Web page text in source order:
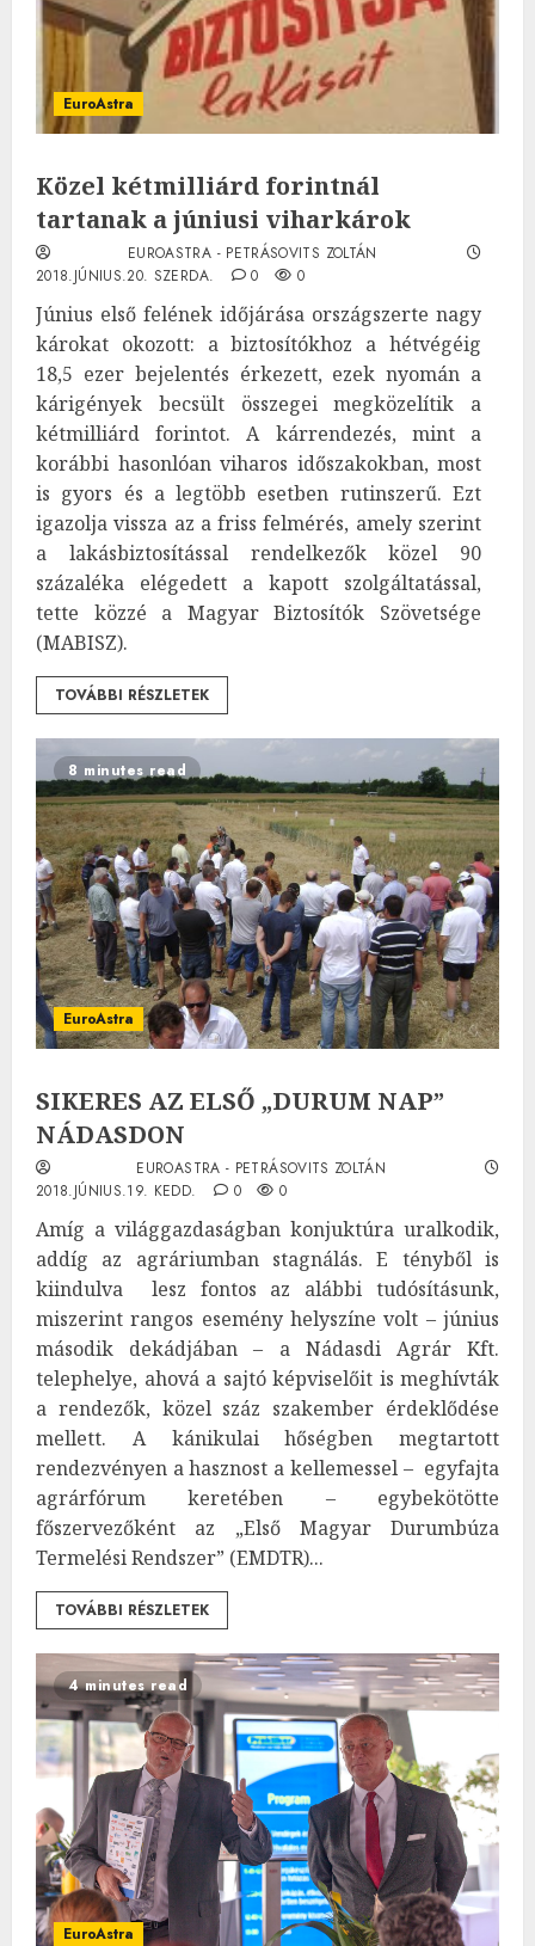
EuroAstra
Közel kétmilliárd forintnál
tartanak a júniusi viharkárok
EUROASTRA - PETRÁSOVITS ZOLTÁN
2018.JÚNIUS.20. SZERDA.
0 0
Június első felének időjárása országszerte nagy
károkat okozott: a biztosítókhoz a hétvégéig
18,5 ezer bejelentés érkezett, ezek nyomán a
kárigények becsült összegei megközelítik a
kétmilliárd forintot. A kárrendezés, mint a
korábbi hasonlóan viharos időszakokban, most
is gyors és a legtöbb esetben rutinszerű. Ezt
igazolja vissza az a friss felmérés, amely szerint
a lakásbiztosítással rendelkezők közel 90
százaléka elégedett a kapott szolgáltatással,
tette közzé a Magyar Biztosítók Szövetsége
(MABISZ).
TOVÁBBI RÉSZLETEK
8 minutes read
EuroAstra
SIKERES AZ ELSŐ „DURUM NAP”
NÁDASDON
EUROASTRA - PETRÁSOVITS ZOLTÁN
2018.JÚNIUS.19. KEDD.
0 0
Amíg a világgazdaságban konjuktúra uralkodik,
addíg az agráriumban stagnálás. E tényből is
kiindulva lesz fontos az alábbi tudósításunk,
miszerint rangos esemény helyszíne volt – június
második dekádjában – a Nádasdi Agrár Kft.
telephelye, ahová a sajtó képviselőit is meghívták
a rendezők, közel száz szakember érdeklődése
mellett. A kánikulai hőségben megtartott
rendezvényen a hasznost a kellemessel – egyfajta
agrárfórum keretében – egybekötötte
főszervezőként az „Első Magyar Durumbúza
Termelési Rendszer” (EMDTR)...
TOVÁBBI RÉSZLETEK
4 minutes read
EuroAstra